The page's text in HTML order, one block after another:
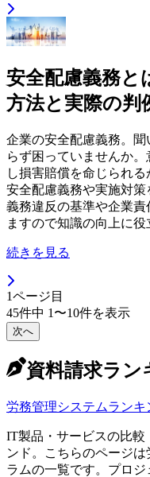
安全配慮義務と
方法と実際の判
企業の安全配慮義務。
らず困っていませんか
し損害賠償を命じられる
安全配慮義務や実施対
義務違反の基準や企業
ますので知識の向上に役
続きを見る
1ページ目
45件中 1 〜10件を表示
次へ
資料請求ラン
労務管理システムランキ
IT製品・サービスの比較
ンド。こちらのページ
ラムの一覧です。プロ